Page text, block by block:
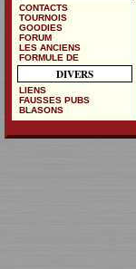
CONTACTS
TOURNOIS
GOODIES
FORUM
LES ANCIENS
FORMULE DE
DIVERS
LIENS
FAUSSES PUBS
BLASONS